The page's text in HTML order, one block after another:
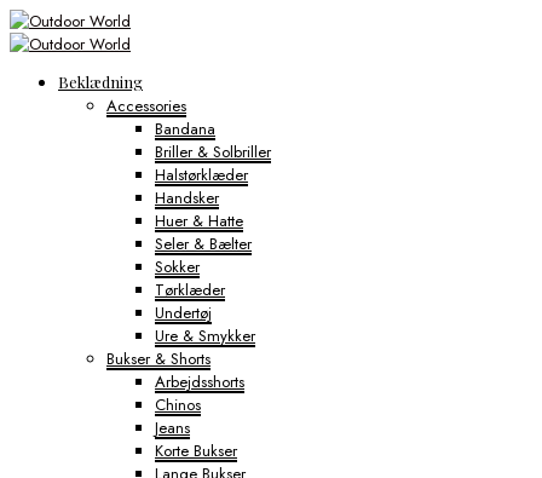
Beklædning
Accessories
Bandana
Briller & Solbriller
Halstørklæder
Handsker
Huer & Hatte
Seler & Bælter
Sokker
Tørklæder
Undertøj
Ure & Smykker
Bukser & Shorts
Arbejdsshorts
Chinos
Jeans
Korte Bukser